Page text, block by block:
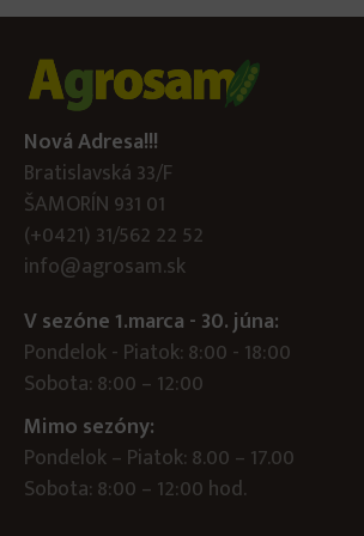
Nová Adresa!!!
Bratislavská 33/F
ŠAMORÍN 931 01
(+0421) 31/562 22 52
info@agrosam.sk
V sezóne 1.marca - 30. júna:
Pondelok - Piatok: 8:00 - 18:00
Sobota: 8:00 – 12:00
Mimo sezóny:
Pondelok – Piatok: 8.00 – 17.00
Sobota: 8:00 – 12:00 hod.